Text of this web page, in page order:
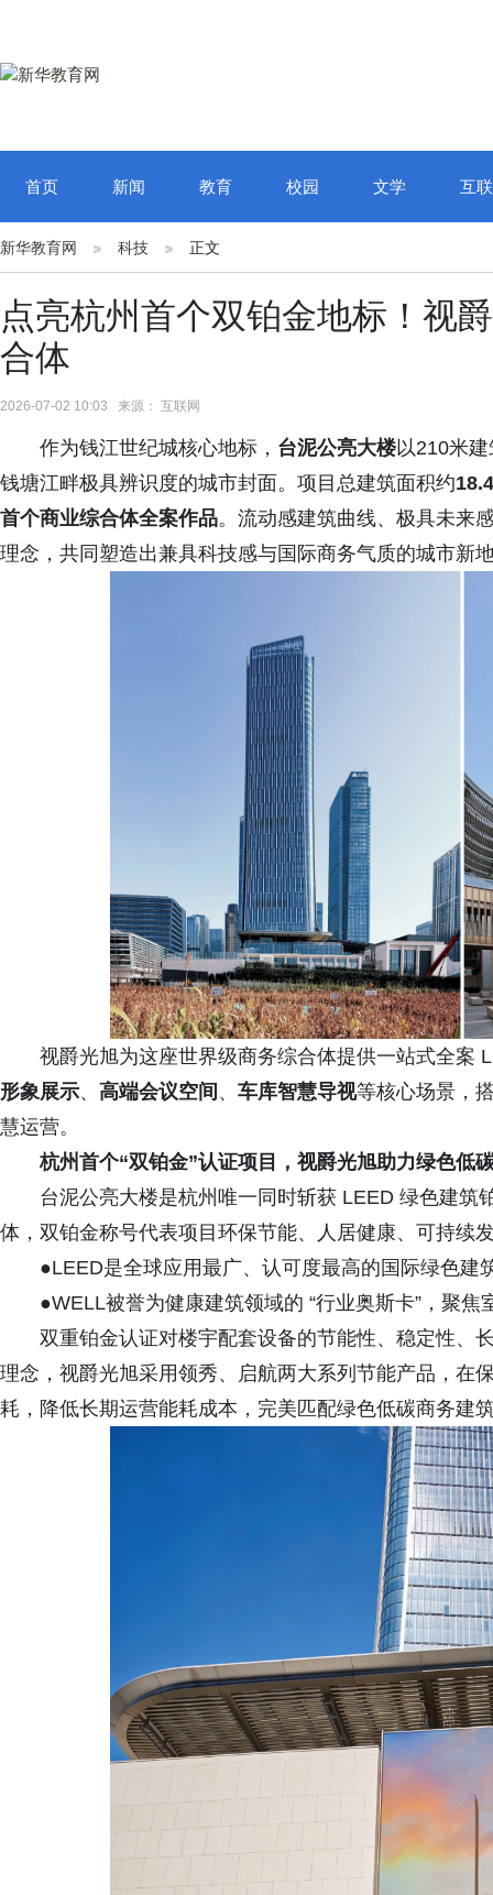
首页 新闻 教育 校园 文学 互
新华教育网 科技 正文
点亮杭州首个双铂金地标！视
合体
2026-07-02 10:03 来源： 互联网
作为钱江世纪城核心地标， 台泥公亮大楼以210米
钱塘江畔极具辨识度的城市封面。项目总建筑面积约
首个商业综合体全案作品。流动感建筑曲线、极具未来
理念，共同塑造出兼具科技感与国际商务气质的城市新
视爵光旭为这座世界级商务综合体提供一站式全案
形象展示、 高端会议空间 、 车库智慧导视等核心场景，
慧运营。
杭州首个“双铂金”认证项目 ， 视爵光旭助力绿色低
台泥公亮大楼是杭州唯一同时斩获 LEED 绿色建筑
体，双铂金称号代表项目环保节能、人居健康、可持续
●LEED是全球应用最广、认可度最高的国际绿色建
●WELL被誉为健康建筑领域的 “行业奥斯卡”，聚
双重铂金认证对楼宇配套设备的节能性、稳定性、
理念，视爵光旭采用领秀、启航两大系列节能产品，在
耗，降低长期运营能耗成本，完美匹配绿色低碳商务建